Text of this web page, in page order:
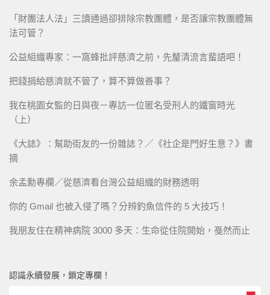
「財團法人法」三讀通過卻排除宗教團體，是否讓宗教團體無
法可管？
公益組織專家：一窩蜂批評慈濟之前，先釐清流言蜚語吧！
把錢捐給慈濟就不管了，算不算做善事？
我在桃園女監的日與夜－專訪一位匿名受刑人的鐵窗時光
（上）
《大誌》：幫助街友的一份雜誌？／《社企是門好生意？》書
摘
余孟勳專欄／從慈濟看台灣公益組織的財務透明
你的 Gmail 也被入侵了嗎？分辨釣魚信件的 5 大技巧！
我朋友住在精神病院 3000 多天：生命從住院開始，戞然而止
認識永續發展，鎖定專欄！